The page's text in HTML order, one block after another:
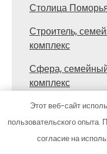
Столица
Строитель,
комплекс
Сфера,
комплекс
Сход развал
Сход-развал,
Этот веб-сайт
пользовательского
согласие на